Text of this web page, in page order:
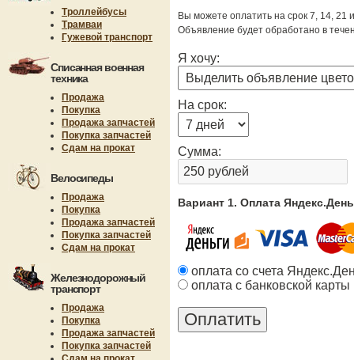
Троллейбусы
Трамваи
Гужевой транспорт
Списанная военная
техника
Продажа
Покупка
Продажа запчастей
Покупка запчастей
Сдам на прокат
Велосипеды
Продажа
Покупка
Продажа запчастей
Покупка запчастей
Сдам на прокат
Железнодорожный
транспорт
Продажа
Покупка
Продажа запчастей
Покупка запчастей
Вы можете оплатить на срок 7, 14, 21
Объявление будет обработано в
Я хочу:
На срок:
Сумма:
Вариант 1. Оплата
оплата со счета
оплата с банковской карты